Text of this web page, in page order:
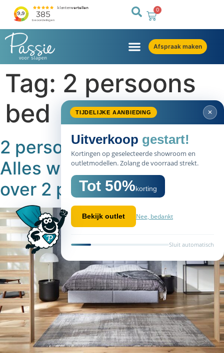
0
Afspraak maken
TIJDELIJKE AANBIEDING ✕
Uitverkoop gestart!
Kortingen op geselecteerde showroom en
outletmodellen. Zolang de voorraad strekt.
Tot 50%korting
Bekijk outlet Nee, bedankt
Sluit automatisch
Tag: 2 persoons
bed
2 persoons bed kopen?
Alles wat je moet weten
over 2 persoons bedden.